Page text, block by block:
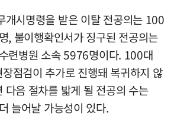
개시명령을 받은 이탈 전공의는 100
, 불이행확인서가 징구된 전공의는
련병원 소속 5976명이다. 100대
점검이 추가로 진행돼 복귀하지 않
다음 절차를 밟게 될 전공의 수는
늘어날 가능성이 있다.